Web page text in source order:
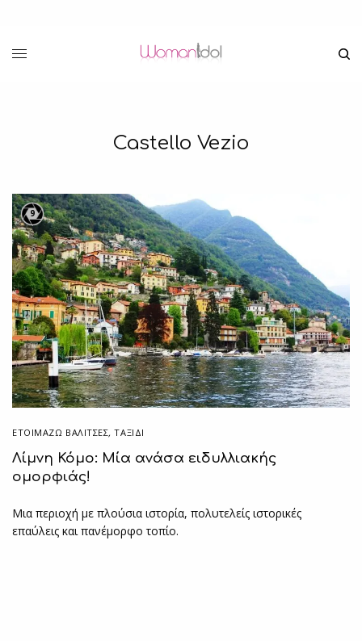
Castello Vezio
9
ΕΤΟΙΜΆΖΩ ΒΑΛΊΤΣΕΣ,ΤΑΞΙΔΙ
Λίμνη Κόμο: Μία ανάσα ειδυλλιακής
ομορφιάς!
Μια περιοχή με πλούσια ιστορία, πολυτελείς ιστορικές
επαύλεις και πανέμορφο τοπίο.